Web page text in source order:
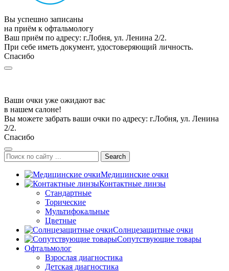
Вы успешно записаны
на приём к офтальмологу
Ваш приём по адресу: г.Лобня, ул. Ленина 2/2.
При себе иметь документ, удостоверяющий личность.
Спасибо
Ваши очки уже ожидают вас
в нашем салоне!
Вы можете забрать ваши очки по адресу: г.Лобня, ул. Ленина
2/2.
Спасибо
Search
Медицинские очки
Контактные линзы
Стандартные
Торические
Мультифокальные
Цветные
Солнцезащитные очки
Сопутствующие товары
Офтальмолог
Взрослая диагностика
Детская диагностика